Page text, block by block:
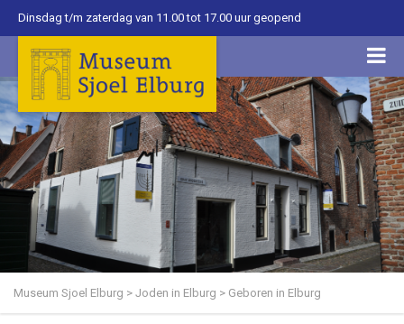
Dinsdag t/m zaterdag van 11.00 tot 17.00 uur geopend
Museum Sjoel Elburg > Joden in Elburg > Geboren in Elburg